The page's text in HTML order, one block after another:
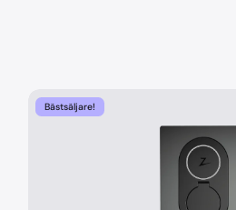
Bästsäljare!